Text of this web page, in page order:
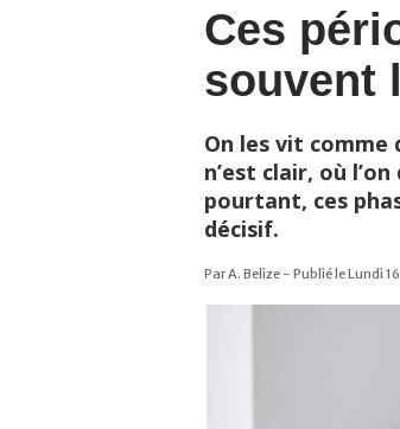
Ces
souvent
On les vit comme
n’est clair, où
pourtant, ces
décisif.
Par A. Belize - Publié le Lundi